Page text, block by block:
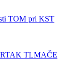
TOM pri KST
TLMAČE